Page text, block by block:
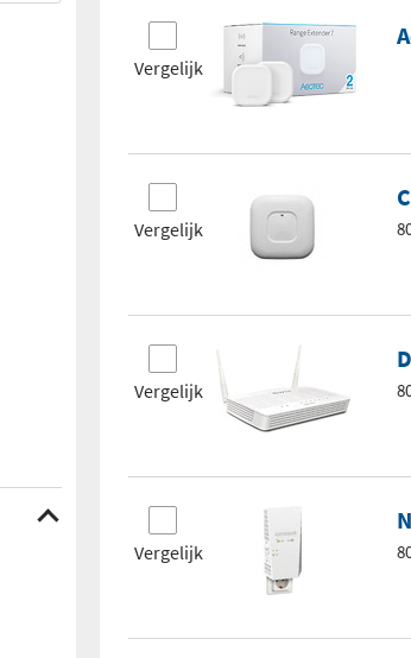
Vergelijk
Vergelijk
Vergelijk
Vergelijk